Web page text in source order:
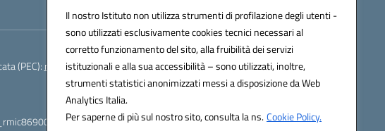
Il nostro Istituto non utilizza strumenti di profilazione degli utenti -
sono utilizzati esclusivamente cookies tecnici necessari al
corretto funzionamento del sito, alla fruibilità dei servizi
istituzionali e alla sua accessibilità – sono utilizzati, inoltre,
strumenti statistici anonimizzati messi a disposizione da Web
Analytics Italia.
Per saperne di più sul nostro sito, consulta la ns.Cookie Policy.
(PEC): rmic869002@pec.istruzione.it